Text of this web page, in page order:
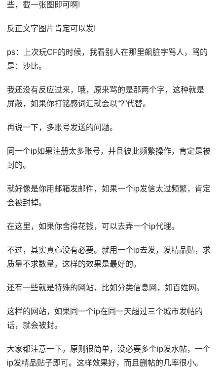
些，截一张图即可啊!
反正文字图片肯定可以发!
ps：上次玩CF的时候，我看别人在那里飙脏字骂人，骂的
是：沙比。
我还没有反应过来，哦，原来骂的是那两个字，这种就是
屏蔽，如果你打铭感词汇就会以“?”代替。
再说一下，多账号发送的问题。
同一个ip如果注册太多账号，并且彼此频繁操作，肯定是被
封的。
就好像是你用邮箱发邮件，如果一个ip发信太过频繁，肯定
会被封掉。
在这里，如果你舍得花钱，可以去弄一个ip代理。
不过，其实真心没有必要。就用一个ip去发，发精品贴，求
质量不求数量。这样的效果是最好的。
还有一些就是特殊的网站，比如分类信息网，如百姓网。
这样的网站，如果同一个ip在同一天超过三个城市发帖的
话，就会被封。
大家都注意一下。原则很简单，没必要多个ip发水帖，一个
ip发精品贴子即可。这样效果好，而且删帖的几率很小。